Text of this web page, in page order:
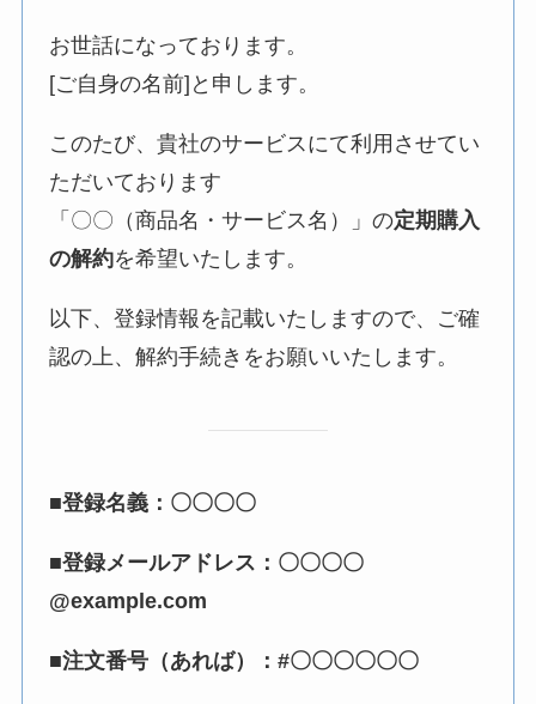
お世話になっております。
[ご自身の名前]と申します。
このたび、貴社のサービスにて利用させてい
ただいております
「〇〇（商品名・サービス名）」の定期購入
の解約を希望いたします。
以下、登録情報を記載いたしますので、ご確
認の上、解約手続きをお願いいたします。
■登録名義：〇〇〇〇
■登録メールアドレス：〇〇〇〇
@example.com
■注文番号（あれば）：#〇〇〇〇〇〇